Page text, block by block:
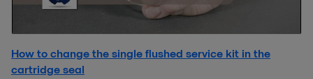
How to change the single flushed service kit in the
cartridge seal